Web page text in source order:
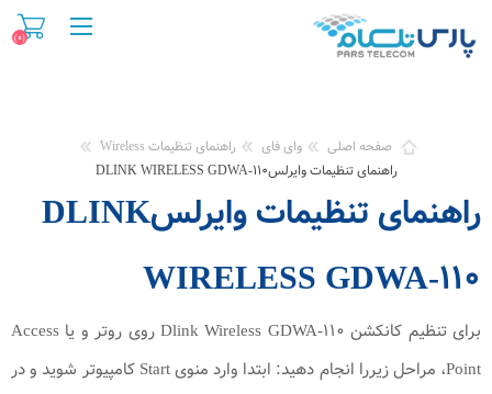
(۰)
صفحه اصلی وای فای
راهنمای تنظیمات Wireless
راهنمای تنظیمات وایرلسDLINK WIRELESS GDWA-۱۱۰
راهنمای تنظیمات وایرلسDLINK
WIRELESS GDWA-۱۱۰
برای تنظیم کانکشن Dlink Wireless GDWA-۱۱۰ روی روتر و یا Access
Point، مراحل زیررا انجام دهید: ابتدا وارد منوی Start کامپیوتر شوید و در